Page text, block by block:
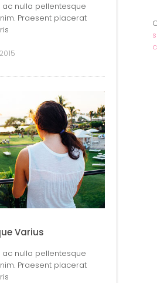
ac nulla pellentesque
Praesent placerat
Varius
ac nulla pellentesque
Praesent placerat